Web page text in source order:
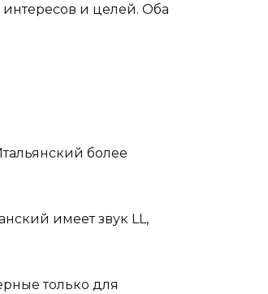
и целей. Оба
более
имеет звук LL,
только для